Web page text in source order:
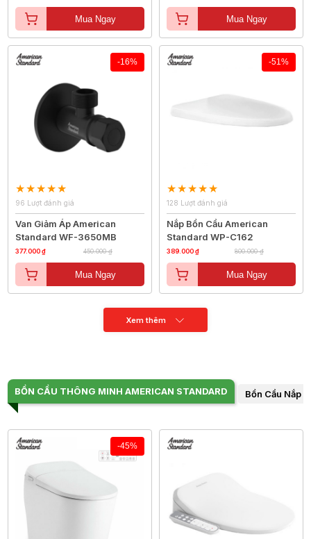
Mua Ngay Mua Ngay
-16%
96 Lượt đánh giá
Van Giảm Áp American
Standard WF-3650MB
377.000 ₫ 450.000 ₫
Mua Ngay
-51%
128 Lượt đánh giá
Nắp Bồn Cầu American
Standard WP-C162
389.000 ₫ 800.000 ₫
Mua Ngay
Xem thêm
BỒN CẦU THÔNG MINH AMERICAN STANDARD Bồn Cầu Nắp
-45%